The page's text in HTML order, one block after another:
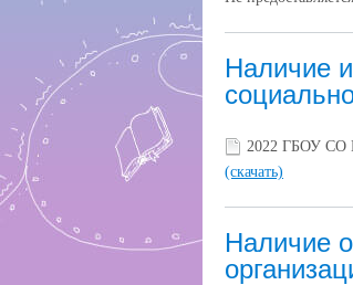
Наличие
2022 ГБОУ СО
(скачать)
Наличие